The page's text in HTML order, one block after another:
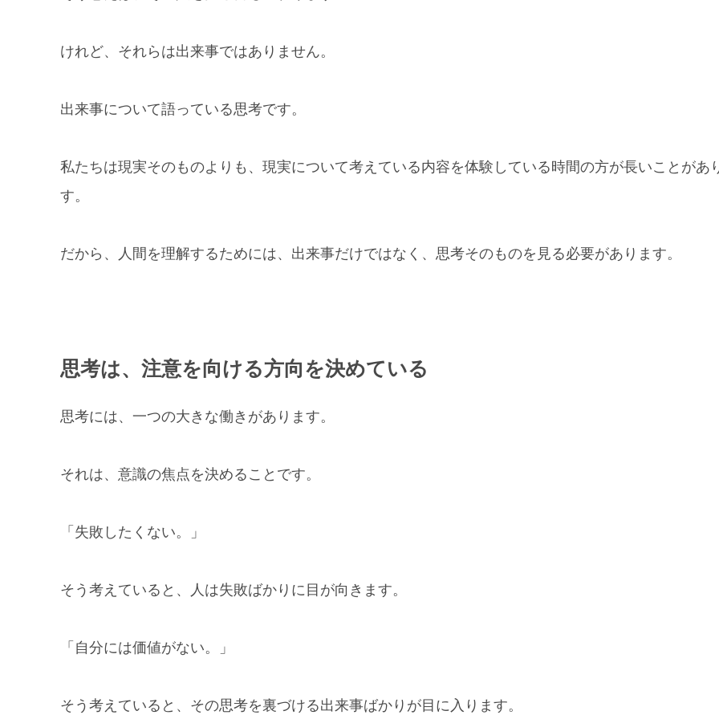
けれど、それらは出来事ではありません。
出来事について語っている思考です。
私たちは現実そのものよりも、現実について考えている内容を体験している時間の方が長いことがあ
す。
だから、人間を理解するためには、出来事だけではなく、思考そのものを見る必要があります。
思考は、注意を向ける方向を決めている
思考には、一つの大きな働きがあります。
それは、意識の焦点を決めることです。
「失敗したくない。」
そう考えていると、人は失敗ばかりに目が向きます。
「自分には価値がない。」
そう考えていると、その思考を裏づける出来事ばかりが目に入ります。